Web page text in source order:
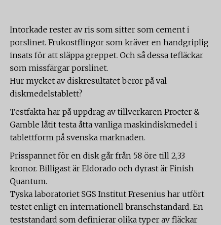
Intorkade rester av ris som sitter som cement i
porslinet. Frukostflingor som kräver en handgriplig
insats för att släppa greppet. Och så dessa tefläckar
som missfärgar porslinet.
Hur mycket av diskresultatet beror på val
diskmedelstablett?
Testfakta har på uppdrag av tillverkaren Procter &
Gamble låtit testa åtta vanliga maskindiskmedel i
tablettform på svenska marknaden.
Prisspannet för en disk går från 58 öre till 2,33
kronor. Billigast är Eldorado och dyrast är Finish
Quantum.
Tyska laboratoriet SGS Institut Fresenius har utfört
testet enligt en internationell branschstandard. En
teststandard som definierar olika typer av fläckar